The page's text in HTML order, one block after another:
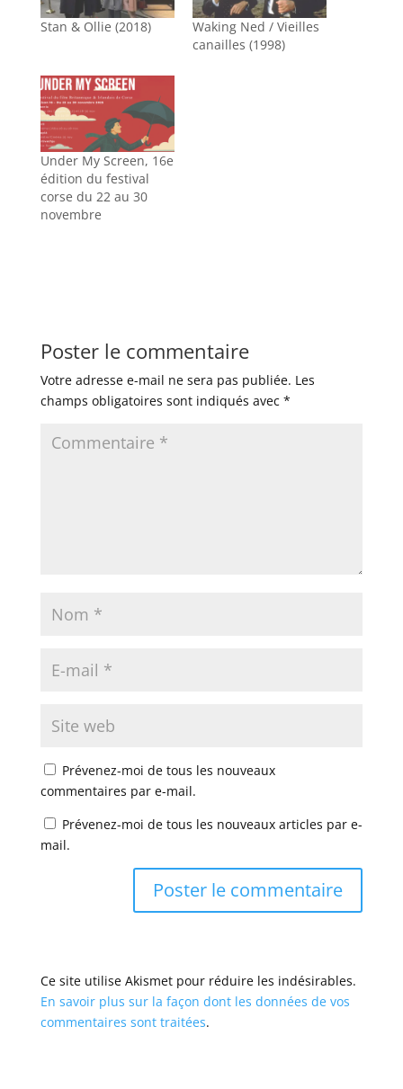
Stan & Ollie (2018)
Waking Ned / Vieilles
canailles (1998)
Under My Screen, 16e
édition du festival
corse du 22 au 30
novembre
Poster le commentaire
Votre adresse e-mail ne sera pas publiée. Les
champs obligatoires sont indiqués avec *
Prévenez-moi de tous les nouveaux
commentaires par e-mail.
Prévenez-moi de tous les nouveaux articles par e-
mail.
Ce site utilise Akismet pour réduire les indésirables.
En savoir plus sur la façon dont les données de vos
commentaires sont traitées.